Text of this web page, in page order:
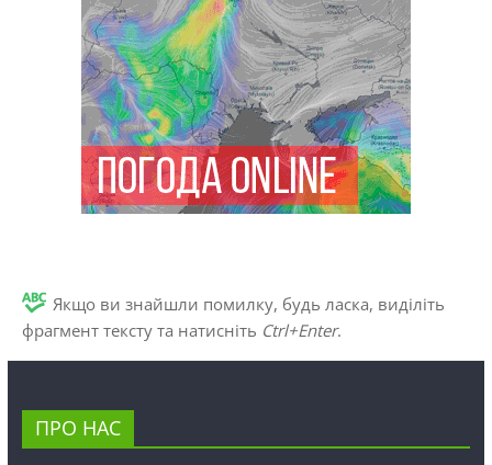
Якщо ви знайшли помилку, будь ласка, виділіть
фрагмент тексту та натисніть Ctrl+Enter.
ПРО НАС